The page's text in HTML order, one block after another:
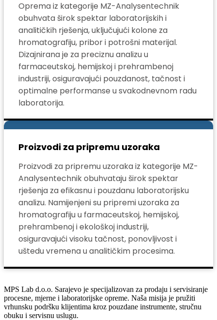
Oprema iz kategorije MZ-Analysentechnik
obuhvata širok spektar laboratorijskih i
analitičkih rješenja, uključujući kolone za
hromatografiju, pribor i potrošni materijal.
Dizajnirana je za preciznu analizu u
farmaceutskoj, hemijskoj i prehrambenoj
industriji, osiguravajući pouzdanost, tačnost i
optimalne performanse u svakodnevnom radu
laboratorija.
Proizvodi za pripremu uzoraka
Proizvodi za pripremu uzoraka iz kategorije MZ-
Analysentechnik obuhvataju širok spektar
rješenja za efikasnu i pouzdanu laboratorijsku
analizu. Namijenjeni su pripremi uzoraka za
hromatografiju u farmaceutskoj, hemijskoj,
prehrambenoj i ekološkoj industriji,
osiguravajući visoku tačnost, ponovljivost i
uštedu vremena u analitičkim procesima.
MPS Lab d.o.o. Sarajevo je specijalizovan za prodaju i servisiranje
procesne, mjerne i laboratorijske opreme. Naša misija je pružiti
vrhunsku podršku klijentima kroz pouzdane instrumente, stručnu
obuku i servisnu uslugu.